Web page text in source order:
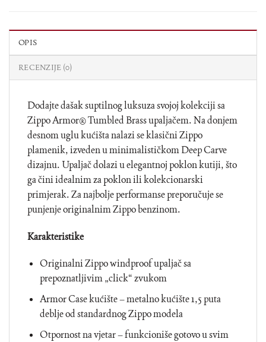
OPIS
RECENZIJE (0)
Dodajte dašak suptilnog luksuza svojoj kolekciji sa
Zippo Armor® Tumbled Brass upaljačem. Na donjem
desnom uglu kućišta nalazi se klasični Zippo
plamenik, izveden u minimalističkom Deep Carve
dizajnu. Upaljač dolazi u elegantnoj poklon kutiji, što
ga čini idealnim za poklon ili kolekcionarski
primjerak. Za najbolje performanse preporučuje se
punjenje originalnim Zippo benzinom.
Karakteristike
Originalni Zippo windproof upaljač sa
prepoznatljivim „click“ zvukom
Armor Case kućište – metalno kućište 1,5 puta
deblje od standardnog Zippo modela
Otpornost na vjetar – funkcioniše gotovo u svim